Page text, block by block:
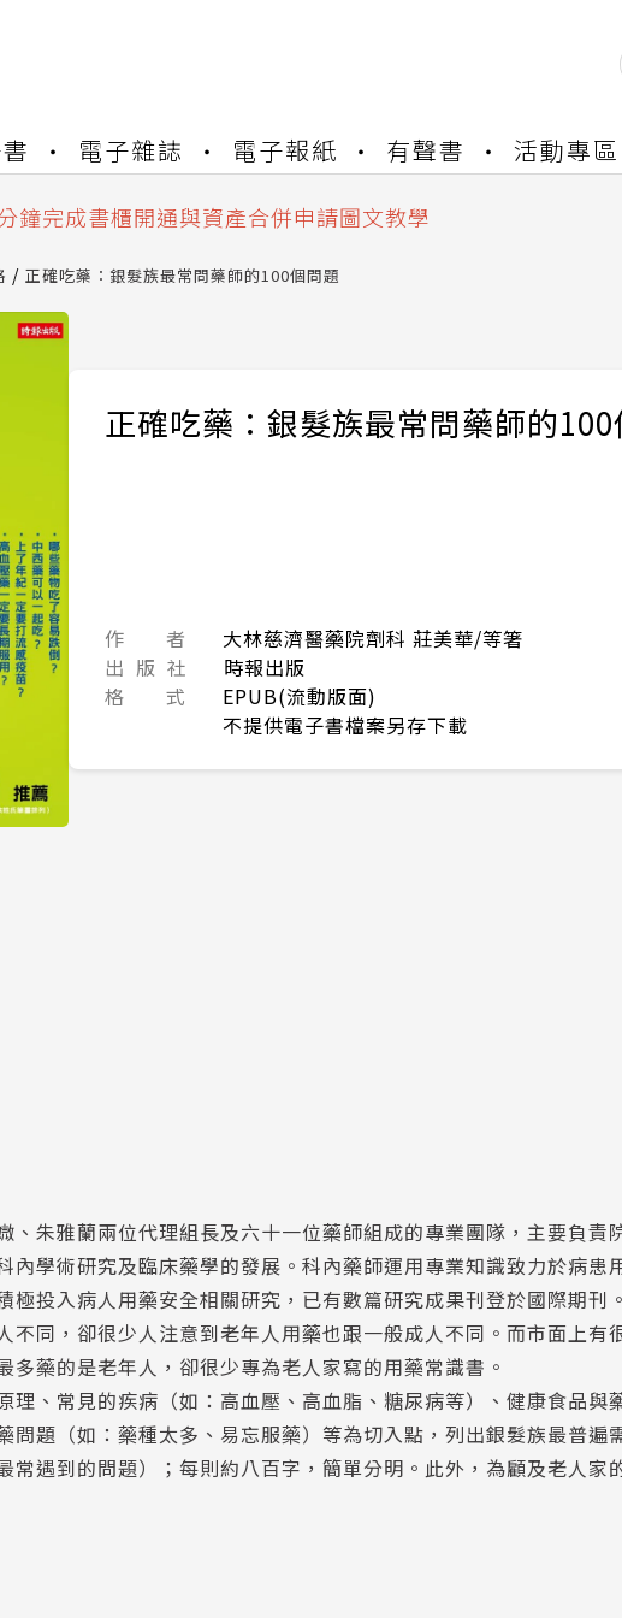
電子雜誌 電子報紙 有聲書 活動專區
閱讀資產合併與書櫃開通申請
鐘完成書櫃開通與資產合併申請圖文教學
閱讀資產合併與書櫃開通申請
正確吃藥：銀髮族最常問藥師的100個問題
正確吃藥：銀髮族最常問藥師的
作 者
大林慈濟醫藥院劑科 莊美華/等箸
出 版 社
時報出版
格 式
EPUB(流動版面)
不提供電子書檔案另存下載
、朱雅蘭兩位代理組長及六十一位藥師組成的專業團隊，主要負責
內學術研究及臨床藥學的發展。科內藥師運用專業知識致力於病患
極投入病人用藥安全相關研究，已有數篇研究成果刊登於國際期刊。
不同，卻很少人注意到老年人用藥也跟一般成人不同。而市面上有
多藥的是老年人，卻很少專為老人家寫的用藥常識書。
理、常見的疾病（如：高血壓、高血脂、糖尿病等）、健康食品與
問題（如：藥種太多、易忘服藥）等為切入點，列出銀髮族最普遍
常遇到的問題）；每則約八百字，簡單分明。此外，為顧及老人家